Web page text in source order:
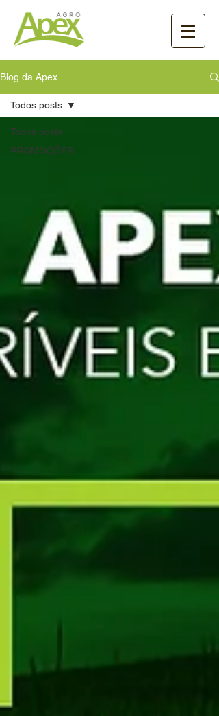
Blog da Apex
Todos posts
PROMOÇÕES
Todos posts